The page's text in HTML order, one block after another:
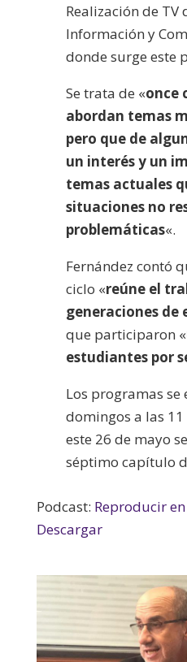
Realización de TV
Información y
donde surge este
Se trata de «once
abordan temas
pero que de
un interés y un
temas actuales
situaciones no
problemáticas«.
Fernández contó
ciclo «reúne el
generaciones de
que participaron «
estudiantes por
Los programas se
domingos a las
este 26 de mayo
séptimo capítulo
Podcast: Reproducir
Descargar